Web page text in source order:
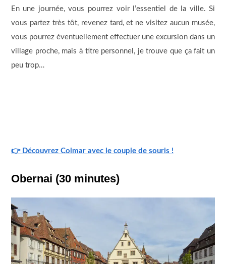
En une journée, vous pourrez voir l’essentiel de la ville. Si
vous partez très tôt, revenez tard, et ne visitez aucun musée,
vous pourrez éventuellement effectuer une excursion dans un
village proche, mais à titre personnel, je trouve que ça fait un
peu trop…
👉 Découvrez Colmar avec le couple de souris !
Obernai (30 minutes)